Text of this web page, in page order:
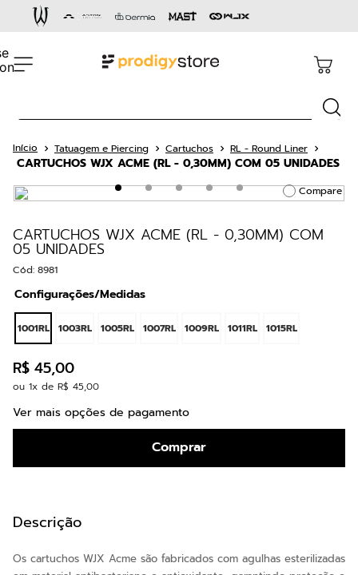
Tatuagem e Piercing Cartuchos RL - Round Liner
CARTUCHOS WJX ACME (RL - 0,30MM) COM 05 UNIDADES
Compare
CARTUCHOS WJX ACME (RL - 0,30MM) COM
05 UNIDADES
Cód: 8981
Configurações/Medidas
1001RL 1003RL 1005RL 1007RL 1009RL 1011RL 1015RL
R$ 45,00
ou 1x de R$ 45,00
Ver mais opções de pagamento
Comprar
Descrição
Os cartuchos WJX Acme são fabricados com agulhas esterilizadas
Termos mais buscados
5º
dermógrafo
6º
cartucho rm
8 º
36 pontas
9º
cnexplore
10º impressora